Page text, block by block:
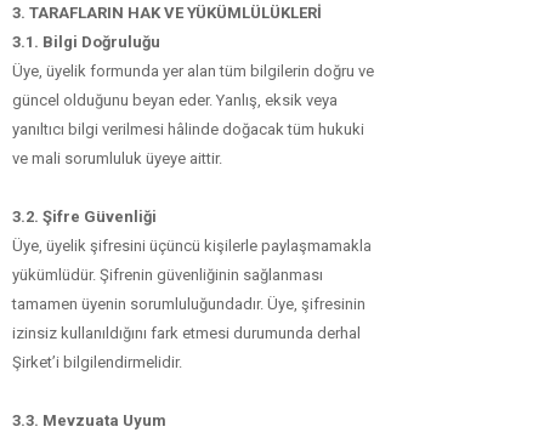
3. TARAFLARIN HAK VE YÜKÜMLÜLÜKLERİ
3.1. Bilgi Doğruluğu
Üye, üyelik formunda yer alan tüm bilgilerin doğru ve
güncel olduğunu beyan eder. Yanlış, eksik veya
yanıltıcı bilgi verilmesi hâlinde doğacak tüm hukuki
ve mali sorumluluk üyeye aittir.
3.2. Şifre Güvenliği
Üye, üyelik şifresini üçüncü kişilerle paylaşmamakla
yükümlüdür. Şifrenin güvenliğinin sağlanması
tamamen üyenin sorumluluğundadır. Üye, şifresinin
izinsiz kullanıldığını fark etmesi durumunda derhal
Şirket’i bilgilendirmelidir.
3.3. Mevzuata Uyum